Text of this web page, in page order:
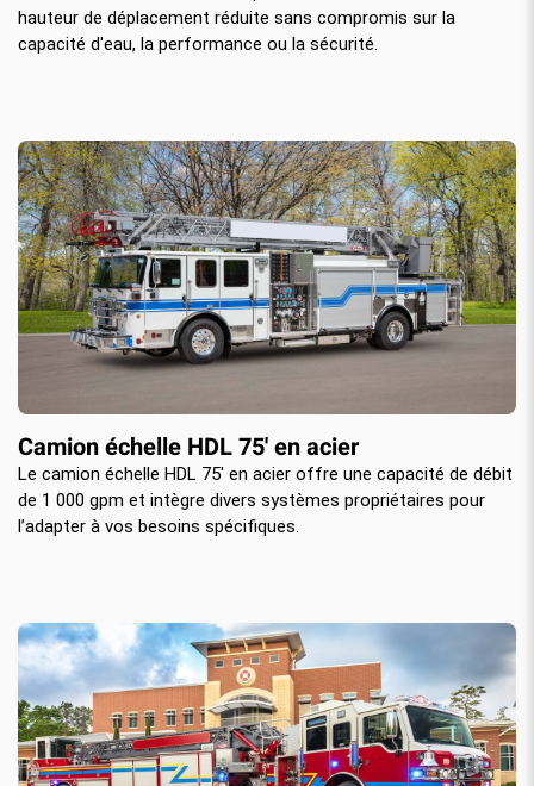
hauteur de déplacement réduite sans compromis sur la
capacité d'eau, la performance ou la sécurité.
Camion échelle HDL 75' en acier
Le camion échelle HDL 75' en acier offre une capacité de débit
de 1 000 gpm et intègre divers systèmes propriétaires pour
l’adapter à vos besoins spécifiques.